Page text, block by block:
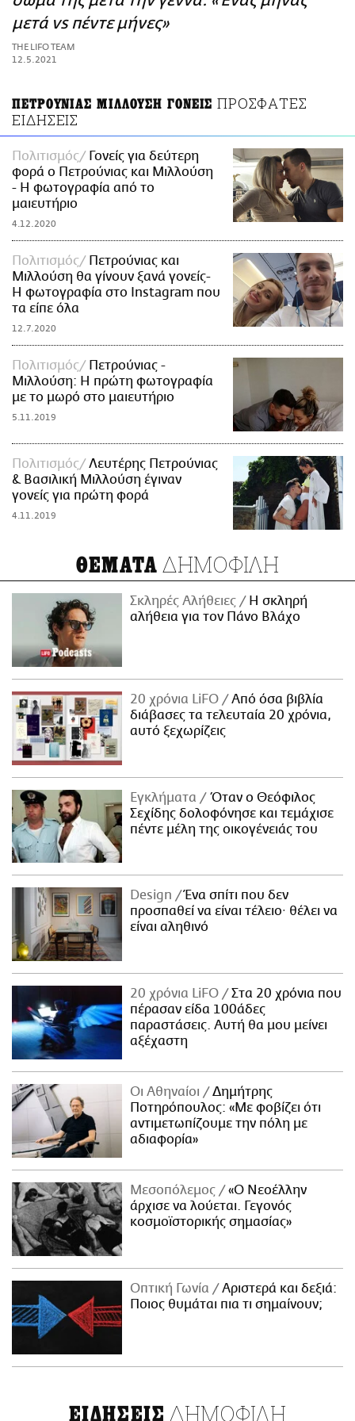
ΑΜΠΑ
PRINT
μετά vs πέντε μήνες»
THE LIFO TEAM
12.5.2021
ΠΕΤΡΟΥΝΙΑΣ ΜΙΛΛΟΥΣΗ ΓΟΝΕΙΣ ΠΡΟΣΦΑΤΕΣ
ΕΙΔΗΣΕΙΣ
Πολιτισμός
Γονείς για δεύτερη
φορά ο Πετρούνιας και Μιλλούση
- Η φωτογραφία από το
μαιευτήριο
4.12.2020
Πολιτισμός
Πετρούνιας και
Μιλλούση θα γίνουν ξανά γονείς-
Η φωτογραφία στο Instagram που
τα είπε όλα
12.7.2020
Πολιτισμός
Πετρούνιας -
Μιλλούση: Η πρώτη φωτογραφία
με το μωρό στο μαιευτήριο
5.11.2019
Πολιτισμός
Λευτέρης Πετρούνιας
& Βασιλική Μιλλούση έγιναν
γονείς για πρώτη φορά
4.11.2019
ΘΕΜΑΤΑ ΔΗΜΟΦΙΛΗ
Σκληρές Αλήθειες
H σκληρή
αλήθεια για τον Πάνο Βλάχο
20 χρόνια LiFO
Από όσα βιβλία
διάβασες τα τελευταία 20 χρόνια,
αυτό ξεχωρίζεις
Εγκλήματα
Όταν ο Θεόφιλος
Σεχίδης δολοφόνησε και τεμάχισε
πέντε μέλη της οικογένειάς του
Design
Ένα σπίτι που δεν
προσπαθεί να είναι τέλειο· θέλει να
είναι αληθινό
20 χρόνια LiFO
Στα 20 χρόνια που
πέρασαν είδα 100άδες
παραστάσεις. Αυτή θα μου μείνει
αξέχαστη
Οι Αθηναίοι
Δημήτρης
Ποτηρόπουλος: «Με φοβίζει ότι
αντιμετωπίζουμε την πόλη με
αδιαφορία»
Μεσοπόλεμος
«Ο Νεοέλλην
άρχισε να λούεται. Γεγονός
κοσμοϊστορικής σημασίας»
Οπτική Γωνία
Αριστερά και δεξιά:
Ποιος θυμάται πια τι σημαίνουν;
ΕΙΔΗΣΕΙΣ ΔΗΜΟΦΙΛΗ